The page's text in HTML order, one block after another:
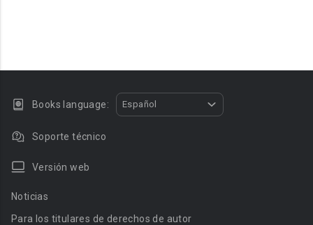
Books language: Español
Soporte técnico
Versión web
Noticias
Para los titulares de derechos de autor